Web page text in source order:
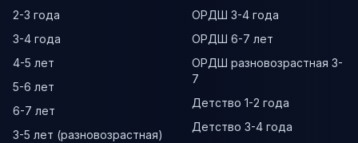
2-3 года
3-4 года
4-5 лет
5-6 лет
6-7 лет
3-5 лет (разновозрастная)
ОРДШ 3-4 года
ОРДШ 6-7 лет
ОРДШ разновозрастная 3-
7
Детство 1-2 года
Детство 3-4 года